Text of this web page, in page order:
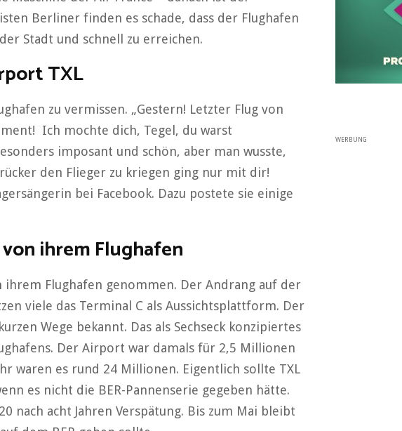
Berliner finden es schade, dass der Flughafen
Stadt und schnell zu erreichen.
TXL
zu vermissen. „Gestern! Letzter Flug von
Ich mochte dich, Tegel, du warst
imposant und schön, aber man wusste,
den Flieger zu kriegen ging nur mit dir!
bei Facebook. Dazu postete sie einige
ihrem Flughafen
Flughafen genommen. Der Andrang auf der
viele das Terminal C als Aussichtsplattform. Der
Wege bekannt. Das als Sechseck konzipiertes
Der Airport war damals für 2,5 Millionen
waren es rund 24 Millionen. Eigentlich sollte TXL
es nicht die BER-Pannenserie gegeben hätte.
nach acht Jahren Verspätung. Bis zum Mai bleibt
WERBUNG